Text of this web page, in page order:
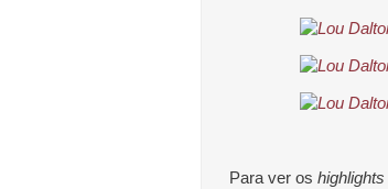
Para ver os highlights